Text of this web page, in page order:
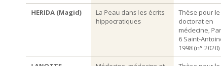
HERIDA (Magid)
La Peau dans les écrits
hippocratiques
Thèse pour le
doctorat en
médecine,
6 Saint-
1998 (n° 2020)